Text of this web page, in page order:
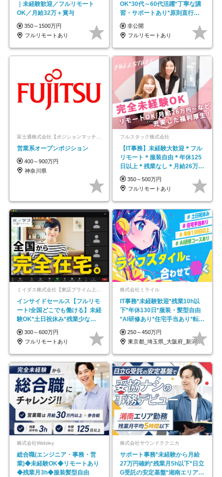
｜未経験歓迎／フルリモート
OK／月給32万＋賞与
350～1500万円
フルリモートあり
OK*30代～60代活躍*丁寧な講
習・サポートあり*原則直行直
帰／全国募集・業務委託
非公開
フルリモートあり
営業系オープンポジション
400～900万円
神奈川県
フルスタック株式会社
【IT事務】未経験大歓迎＊フル
リモート＊服装自由＊年休125
日以上＊残業なし＊月給26万円
以上
350～500万円
フルリモートあり
インサイドセールス【フルリモ
ート/全国どこでも働ける】未経
験OK*土日祝休み*残業少なめ*
在宅勤務手当あり
300～600万円
フルリモートあり
株式会社ミライル
IT事務*未経験歓迎*残業10h以
下*年休130日*服装・髪型自由
*AI研修あり*住宅手当あり*転勤
なし
250～450万円
東京都_埼玉県_大阪府_新潟県_福岡県
株式会社Widsley
総合職(エンジニア・事務・営
業)◆未経験OK◆リモートあり
◆残業月3h◆服装髪型自由
株式会社サウンドテクニカ
サポート事務*未経験から月給
27万円確約*残業月5h以下*日立
G受託の安定基盤*湘南エリア勤